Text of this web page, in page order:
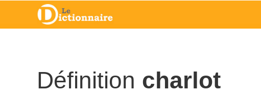
Définition charlot